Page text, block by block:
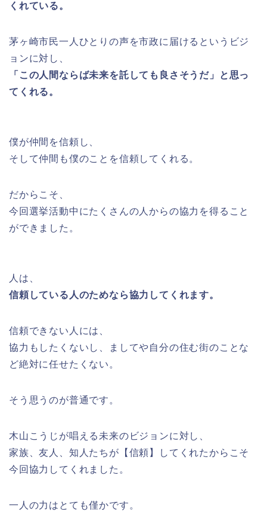
くれている。
茅ヶ崎市民一人ひとりの声を市政に届けるというビジ
ョンに対し、
「この人間ならば未来を託しても良さそうだ」と思っ
てくれる。
僕が仲間を信頼し、
そして仲間も僕のことを信頼してくれる。
だからこそ、
今回選挙活動中にたくさんの人からの協力を得ること
ができました。
人は、
信頼している人のためなら協力してくれます。
信頼できない人には、
協力もしたくないし、ましてや自分の住む街のことな
ど絶対に任せたくない。
そう思うのが普通です。
木山こうじが唱える未来のビジョンに対し、
家族、友人、知人たちが【信頼】してくれたからこそ
今回協力してくれました。
一人の力はとても僅かです。